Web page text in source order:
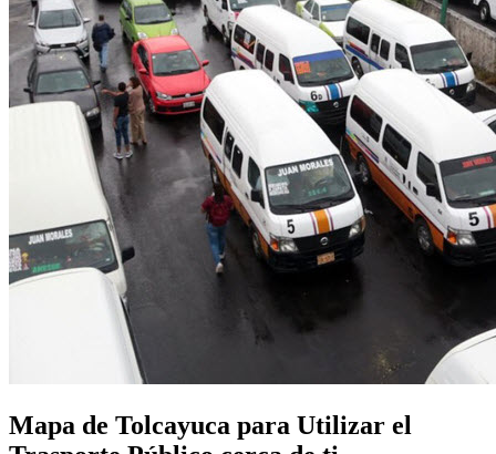
Mapa de Tolcayuca para Utilizar el